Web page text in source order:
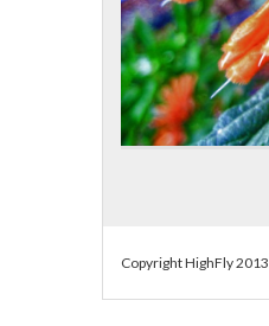
Copyright HighFly 2013